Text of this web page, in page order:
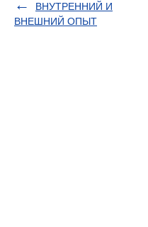
ВНУТРЕННИЙ И
ВНЕШНИЙ ОПЫТ